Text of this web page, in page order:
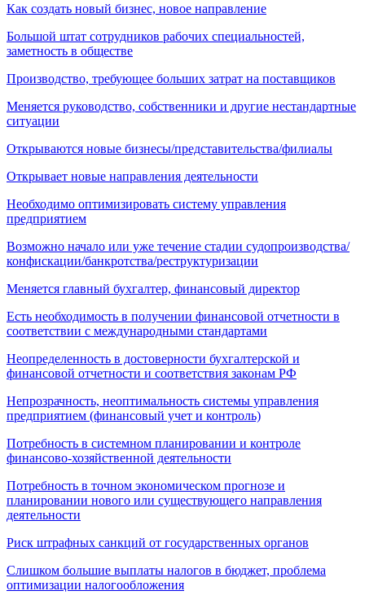
Как создать новый бизнес, новое направление
Большой штат сотрудников рабочих специальностей,
заметность в обществе
Производство, требующее больших затрат на поставщиков
Меняется руководство, собственники и другие нестандартные
ситуации
Открываются новые бизнесы/представительства/филиалы
Открывает новые направления деятельности
Необходимо оптимизировать систему управления
предприятием
Возможно начало или уже течение стадии судопроизводства/
конфискации/банкротства/реструктуризации
Меняется главный бухгалтер, финансовый директор
Есть необходимость в получении финансовой отчетности в
соответствии с международными стандартами
Неопределенность в достоверности бухгалтерской и
финансовой отчетности и соответствия законам РФ
Непрозрачность, неоптимальность системы управления
предприятием (финансовый учет и контроль)
Потребность в системном планировании и контроле
финансово-хозяйственной деятельности
Потребность в точном экономическом прогнозе и
планировании нового или существующего направления
деятельности
Риск штрафных санкций от государственных органов
Слишком большие выплаты налогов в бюджет, проблема
оптимизации налогообложения